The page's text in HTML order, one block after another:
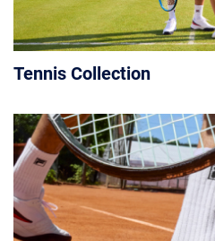
Tennis Collection